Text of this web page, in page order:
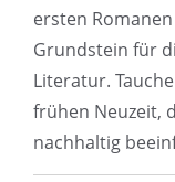
ersten
Grundstein für
Literatur.
frühen Neuzeit,
nachhaltig